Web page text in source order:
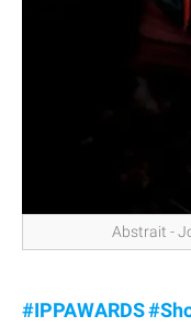
Abstrait -
#IPPAWARDS